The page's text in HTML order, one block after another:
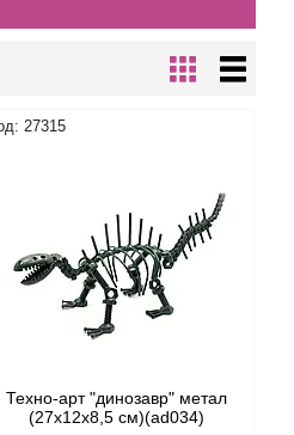
27315
Техно-арт "динозавр" метал
(27х12х8,5 см)(ad034)